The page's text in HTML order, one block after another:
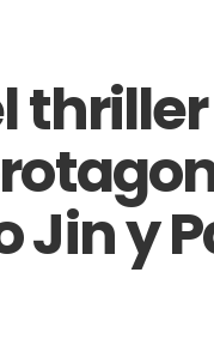
Jin y